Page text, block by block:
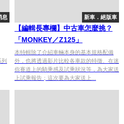
息 新車．絕版車
【編輯長專欄】中古車怎麼挑？
「MONKEY／Z125」
本特輯除了介紹車輛本身的基本規格配備
外，也將透過影片比較各車款的特徵、在迷
你賽道上的騎乘感及試乘狀況等，為大家送
上試乘報告；這次要為大家送上...